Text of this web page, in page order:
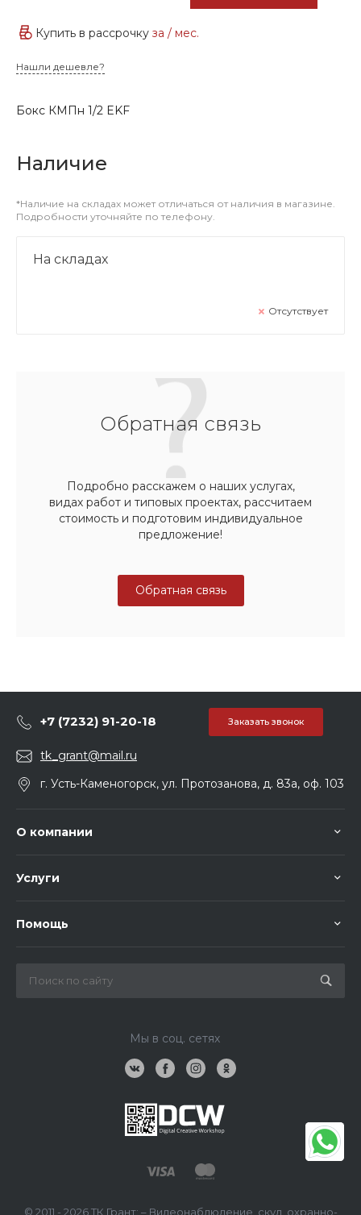
Купить в рассрочку за / мес.
Нашли дешевле?
Бокс КМПн 1/2 EKF
Наличие
*Наличие на складах может отличаться от наличия в магазине.
Подробности уточняйте по телефону.
На складах
Отсутствует
Обратная связь
Подробно расскажем о наших услугах,
видах работ и типовых проектах, рассчитаем
стоимость и подготовим индивидуальное
предложение!
Обратная связь
+7 (7232) 91-20-18 Заказать звонок
tk_grant@mail.ru
г. Усть-Каменогорск, ул. Протозанова, д. 83а, оф. 103
О компании
Услуги
Помощь
Мы в соц. сетях
© 2011 - 2026 ТК Грант: – Видеонаблюдение, скуд, охранно-